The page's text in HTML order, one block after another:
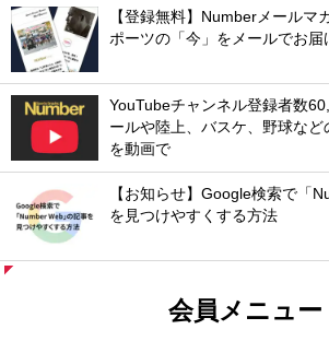
【登録無料】Numberメールマ
ポーツの「今」をメールでお届
YouTubeチャンネル登録者数
ールや陸上、バスケ、野球な
を動画で
【お知らせ】Google検索で「
を見つけやすくする方法
会員メニュー